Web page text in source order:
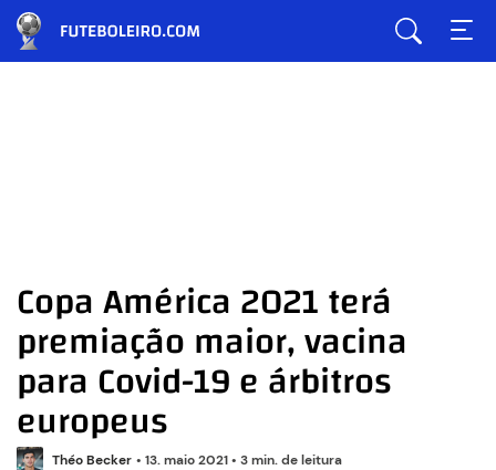
Copa América 2021 terá
premiação maior, vacina
para Covid-19 e árbitros
europeus
Théo Becker • 13. maio 2021• 3 min. de leitura